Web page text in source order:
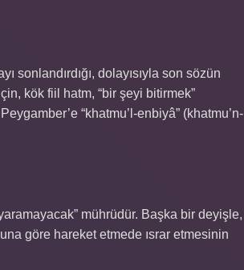
sonlandırdığı, dolayısıyla son sözün
kök fiil hatm, “bir şeyi bitirmek”
“khatmu’l-enbiyâ” (khatmu’n-
mührüdür. Başka bir deyişle,
göre hareket etmede ısrar etmesinin